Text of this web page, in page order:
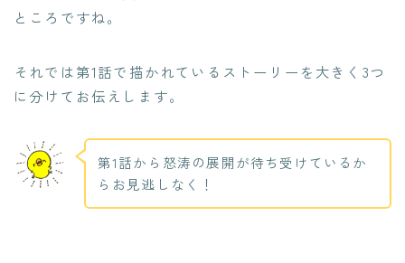
ところですね。
それでは第1話で描かれているストーリーを大きく3つ
に分けてお伝えします。
第1話から怒涛の展開が待ち受けているか
らお見逃しなく！